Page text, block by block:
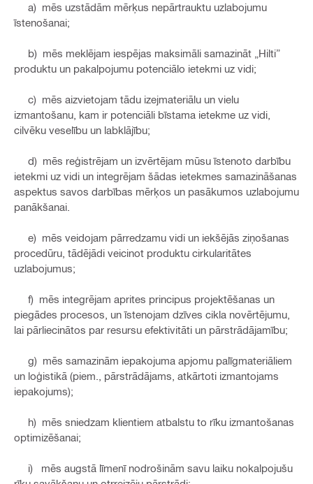
a) mēs uzstādām mērķus nepārtrauktu uzlabojumu
īstenošanai;
b) mēs meklējam iespējas maksimāli samazināt „Hilti”
produktu un pakalpojumu potenciālo ietekmi uz vidi;
c) mēs aizvietojam tādu izejmateriālu un vielu
izmantošanu, kam ir potenciāli bīstama ietekme uz vidi,
cilvēku veselību un labklājību;
d) mēs reģistrējam un izvērtējam mūsu īstenoto darbību
ietekmi uz vidi un integrējam šādas ietekmes samazināšanas
aspektus savos darbības mērķos un pasākumos uzlabojumu
panākšanai.
e) mēs veidojam pārredzamu vidi un iekšējās ziņošanas
procedūru, tādējādi veicinot produktu cirkularitātes
uzlabojumus;
f) mēs integrējam aprites principus projektēšanas un
piegādes procesos, un īstenojam dzīves cikla novērtējumu,
lai pārliecinātos par resursu efektivitāti un pārstrādājamību;
g) mēs samazinām iepakojuma apjomu palīgmateriāliem
un loģistikā (piem., pārstrādājams, atkārtoti izmantojams
iepakojums);
h) mēs sniedzam klientiem atbalstu to rīku izmantošanas
optimizēšanai;
i) mēs augstā līmenī nodrošinām savu laiku nokalpojušu